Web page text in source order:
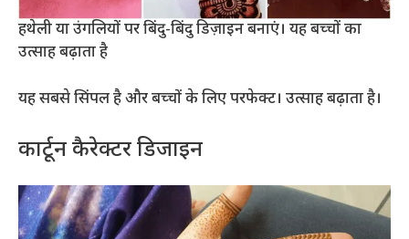
हथेली या उंगलियों पर बिंदु-बिंदु डिज़ाइन बनाएं। यह बच्चों का
उत्साह बढ़ाता है
यह सबसे सिंपल है और बच्चों के लिए परफेक्ट। उत्साह बढ़ाता है।
कार्टून कैरेक्टर डिजाइन